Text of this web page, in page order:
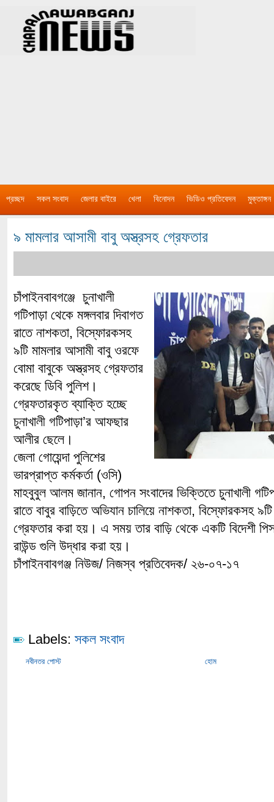
প্রচ্ছদ সকল সংবাদ জেলার বাইরে খেলা বিনোদন ভিডিও প্রতিবেদন মুক্তাঙ্গন
৯ মামলার আসামী বাবু অস্ত্রসহ গ্রেফতার
চাঁপাইনবাবগঞ্জে চুনাখালী
গটিপাড়া থেকে মঙ্গলবার দিবাগত
রাতে নাশকতা, বিস্ফোরকসহ
৯টি মামলার আসামী বাবু ওরফে
বোমা বাবুকে অস্ত্রসহ গ্রেফতার
করেছে ডিবি পুলিশ।
গ্রেফতারকৃত ব্যাক্তি হচ্ছে
চুনাখালী গটিপাড়া’র আফছার
আলীর ছেলে।
জেলা গোয়েন্দা পুলিশের
ভারপ্রাপ্ত কর্মকর্তা (ওসি)
মাহবুবুল আলম জানান, গোপন সংবাদের ভিক্তিতে চুনাখালী
রাতে বাবুর বাড়িতে অভিযান চালিয়ে নাশকতা, বিস্ফোরকসহ
গ্রেফতার করা হয়। এ সময় তার বাড়ি থেকে একটি বিদেশী
রাউন্ড গুলি উদ্ধার করা হয়।
চাঁপাইনবাবগঞ্জ নিউজ/ নিজস্ব প্রতিবেদক/ ২৬-০৭-১৭
Labels: সকল সংবাদ
নবীনতর পোস্ট হোম